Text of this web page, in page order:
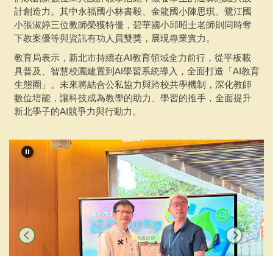
計創造力。其中永福國小林書毅、金龍國小陳思琪、鷺江國
小張淑婷三位教師榮獲特優，碧華國小邱昭士老師則同時奪
下教案優等與資訊有功人員雙獎，展現專業實力。
教育局表示，新北市持續在AI教育領域全力前行，從平板載
具普及、智慧校園建置到AI學習系統導入，全面打造「AI教育
生態圈」。未來將結合公私協力與跨校共學機制，深化教師
數位培能，讓科技成為教學的助力、學習的推手，全面提升
新北學子的AI競爭力與行動力。